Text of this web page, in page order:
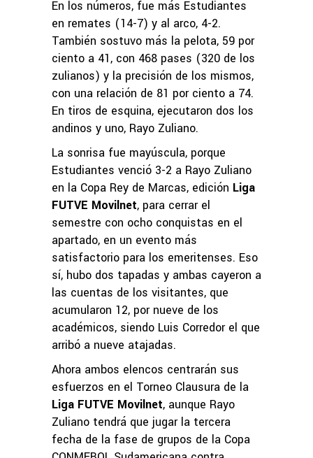
En los números, fue más Estudiantes
en remates (14-7) y al arco, 4-2.
También sostuvo más la pelota, 59 por
ciento a 41, con 468 pases (320 de los
zulianos) y la precisión de los mismos,
con una relación de 81 por ciento a 74.
En tiros de esquina, ejecutaron dos los
andinos y uno, Rayo Zuliano.
La sonrisa fue mayúscula, porque
Estudiantes venció 3-2 a Rayo Zuliano
en la Copa Rey de Marcas, edición Liga
FUTVE Movilnet, para cerrar el
semestre con ocho conquistas en el
apartado, en un evento más
satisfactorio para los emeritenses. Eso
sí, hubo dos tapadas y ambas cayeron a
las cuentas de los visitantes, que
acumularon 12, por nueve de los
académicos, siendo Luis Corredor el que
arribó a nueve atajadas.
Ahora ambos elencos centrarán sus
esfuerzos en el Torneo Clausura de la
Liga FUTVE Movilnet, aunque Rayo
Zuliano tendrá que jugar la tercera
fecha de la fase de grupos de la Copa